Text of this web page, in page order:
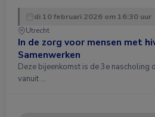
di 10 februari 2026 om 16:30 uur
Utrecht
In de zorg voor mensen met
Samenwerken
Deze bijeenkomst is de 3e
vanuit …